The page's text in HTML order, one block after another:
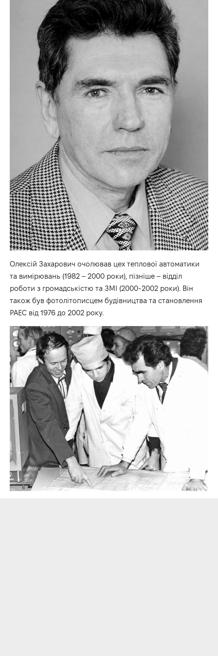
Олексій Захарович очолював цех теплової автоматики
та вимірювань (1982 – 2000 роки), пізніше – відділ
роботи з громадськістю та ЗМІ (2000-2002 роки). Він
також був фотолітописцем будівництва та становлення
РАЕС від 1976 до 2002 року.